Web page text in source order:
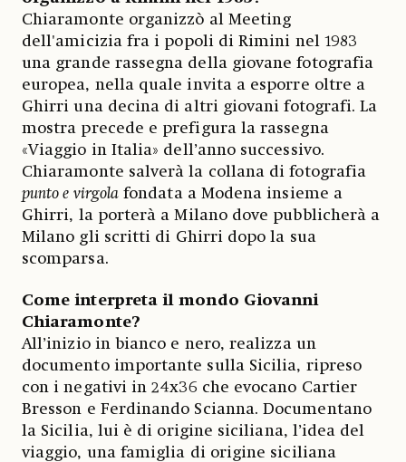
Chiaramonte organizzò al Meeting
dell'amicizia fra i popoli di Rimini nel 1983
una grande rassegna della giovane fotografia
europea, nella quale invita a esporre oltre a
Ghirri una decina di altri giovani fotografi. La
mostra precede e prefigura la rassegna
«Viaggio in Italia» dell’anno successivo.
Chiaramonte salverà la collana di fotografia
punto e virgola fondata a Modena insieme a
Ghirri, la porterà a Milano dove pubblicherà a
Milano gli scritti di Ghirri dopo la sua
scomparsa.
Come interpreta il mondo Giovanni
Chiaramonte?
All’inizio in bianco e nero, realizza un
documento importante sulla Sicilia, ripreso
con i negativi in 24x36 che evocano Cartier
Bresson e Ferdinando Scianna. Documentano
la Sicilia, lui è di origine siciliana, l’idea del
viaggio, una famiglia di origine siciliana